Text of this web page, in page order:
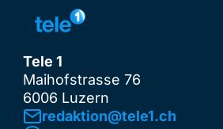
Tele 1
Maihofstrasse 76
6006 Luzern
redaktion@tele1.ch